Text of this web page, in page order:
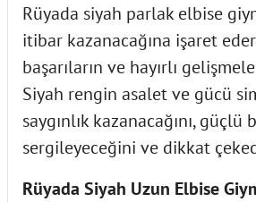
Rüyada siyah parlak elbise
itibar kazanacağına işaret
başarıların ve hayırlı
Siyah rengin asalet ve gücü
saygınlık kazanacağını, güçlü
sergileyeceğini ve dikkat
Rüyada Siyah Uzun Elbise